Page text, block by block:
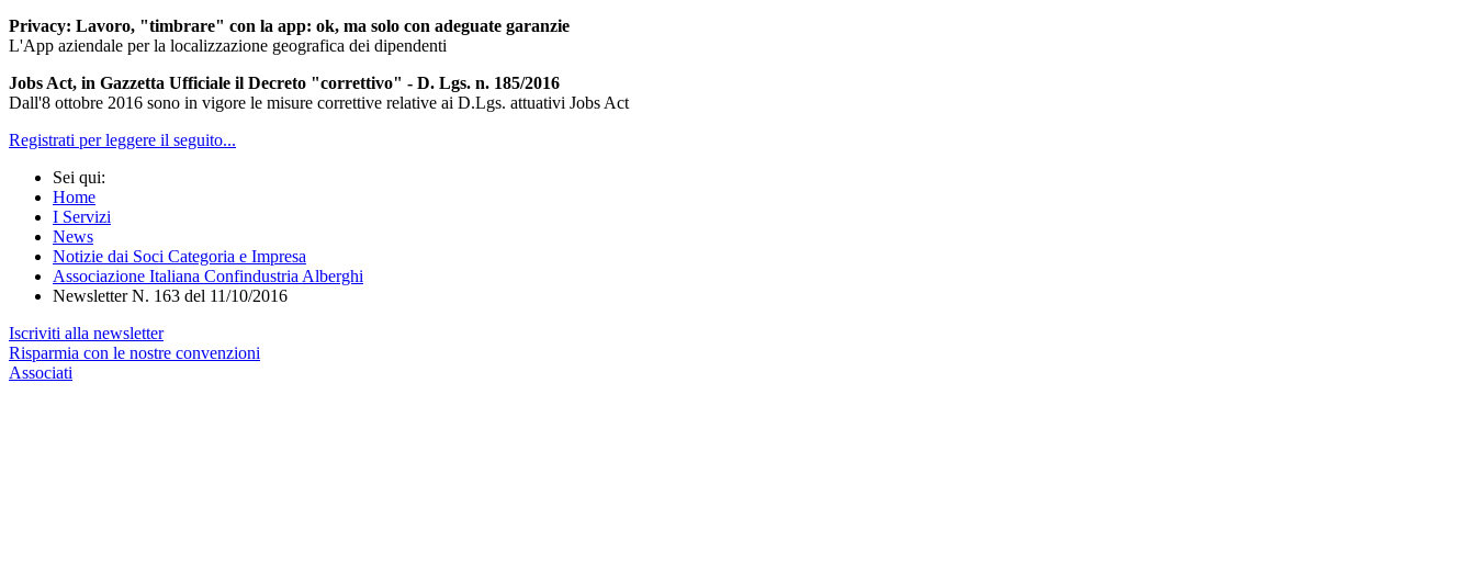
Privacy: Lavoro, "timbrare" con la app: ok, ma solo con adeguate garanzie
L'App aziendale per la localizzazione geografica dei dipendenti
Jobs Act, in Gazzetta Ufficiale il Decreto "correttivo" - D. Lgs. n. 185/2016
Dall'8 ottobre 2016 sono in vigore le misure correttive relative ai D.Lgs. attuativi Jobs Act
Registrati per leggere il seguito...
Sei qui:
Home
I Servizi
News
Notizie dai Soci Categoria e Impresa
Associazione Italiana Confindustria Alberghi
Newsletter N. 163 del 11/10/2016
Iscriviti alla newsletter
Risparmia con le nostre convenzioni
Associati